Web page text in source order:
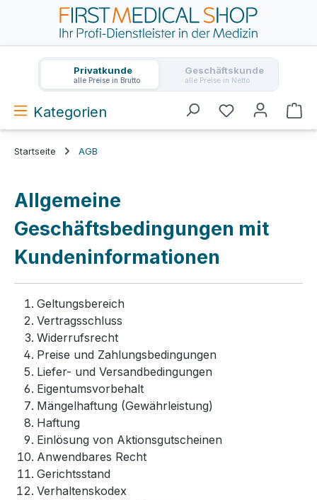
Zum Hauptinhalt springen
Privatkunde
alle Preise in Brutto
Geschäftskunde
alle Preise in Netto
Kategorien
Startseite AGB
Allgemeine
Geschäftsbedingungen mit
Kundeninformationen
Geltungsbereich
Vertragsschluss
Widerrufsrecht
Preise und Zahlungsbedingungen
Liefer- und Versandbedingungen
Eigentumsvorbehalt
Mängelhaftung (Gewährleistung)
Haftung
Einlösung von Aktionsgutscheinen
Anwendbares Recht
Gerichtsstand
Verhaltenskodex